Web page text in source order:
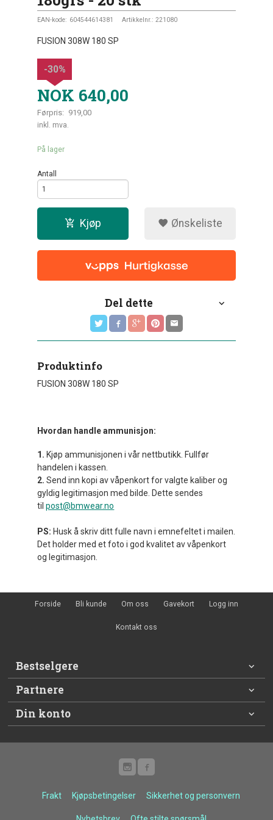
EAN-kode: 604544614381 Artikkelnr.: 221080
FUSION 308W 180 SP
NOK 640,00
Førpris: 919,00
Rabatt
-30%
inkl. mva.
På lager
Antall
Kjøp Ønskeliste
Del dette
Produktinfo
FUSION 308W 180 SP
Hvordan handle ammunisjon:
1. Kjøp ammunisjonen i vår nettbutikk. Fullfør
handelen i kassen.
2. Send inn kopi av våpenkort for valgte kaliber og
gyldig legitimasjon med bilde. Dette sendes
til post@bmwear.no
PS: Husk å skriv ditt fulle navn i emnefeltet i mailen.
Det holder med et foto i god kvalitet av våpenkort
og legitimasjon.
Forside Bli kunde Om oss Gavekort Logg inn
Kontakt oss
Bestselgere
Partnere
Din konto
Frakt Kjøpsbetingelser Sikkerhet og personvern